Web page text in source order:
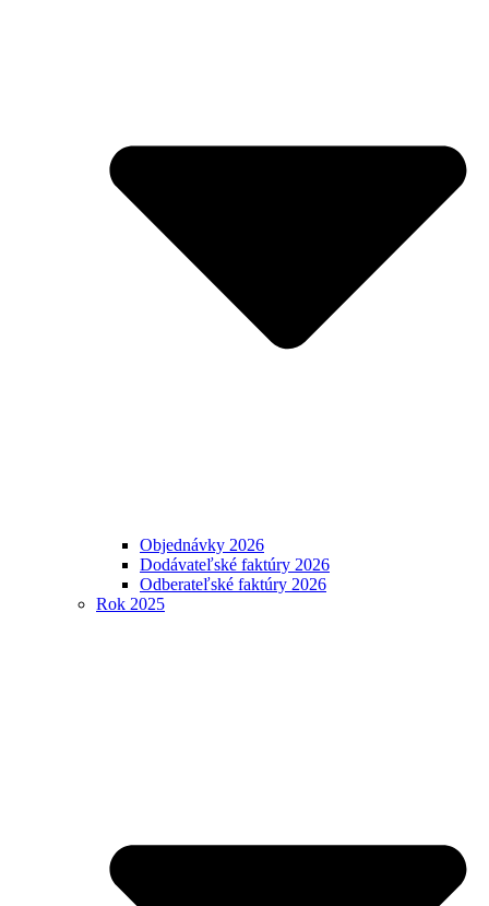
Objednávky 2026
Dodávateľské faktúry 2026
Odberateľské faktúry 2026
Rok 2025